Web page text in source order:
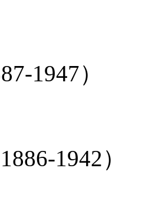
1947）
1942）